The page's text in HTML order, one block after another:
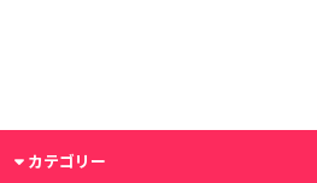
カテゴリー